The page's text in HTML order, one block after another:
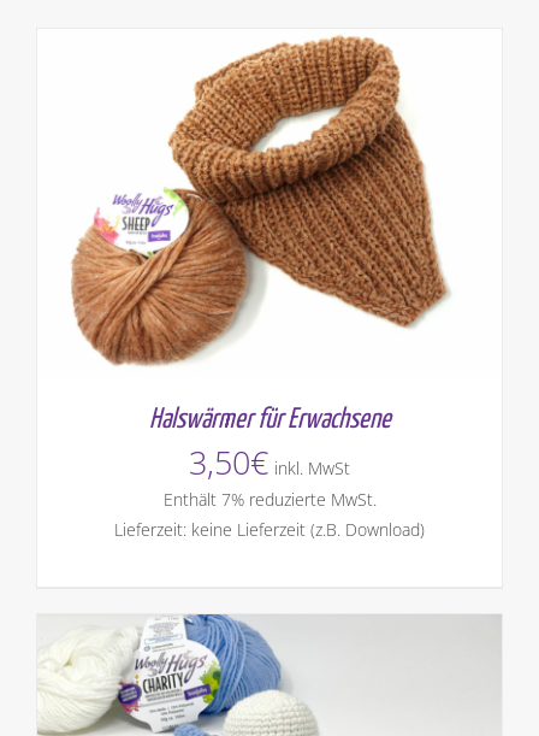
Halswärmer für Erwachsene
3,50€ inkl. MwSt
Enthält 7% reduzierte MwSt.
Lieferzeit: keine Lieferzeit (z.B. Download)